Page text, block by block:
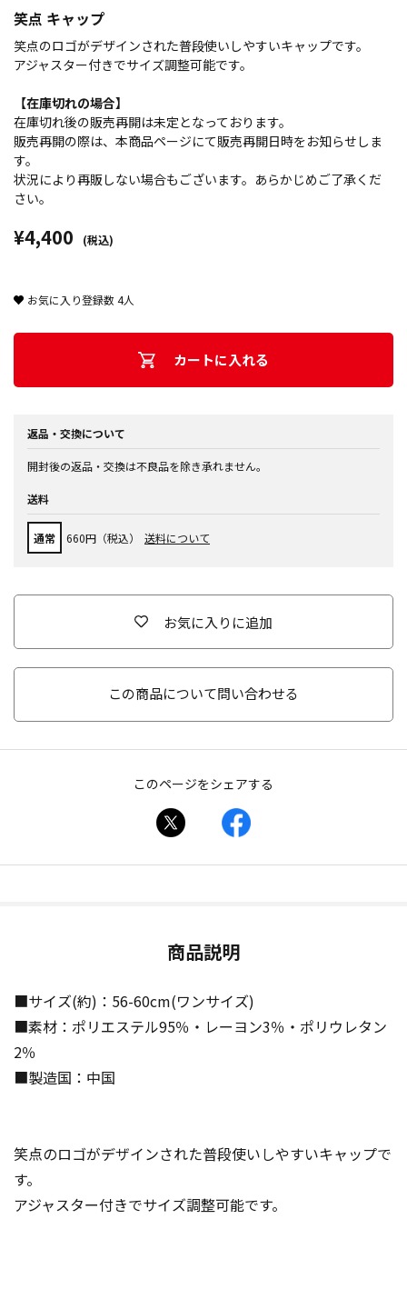
笑点 キャップ
笑点のロゴがデザインされた普段使いしやすいキャップです。
アジャスター付きでサイズ調整可能です。
【在庫切れの場合】
在庫切れ後の販売再開は未定となっております。
販売再開の際は、本商品ページにて販売再開日時をお知らせしま
す。
状況により再販しない場合もございます。あらかじめご了承くだ
さい。
¥4,400 (税込)
お気に入り登録数4人
カートに入れる
返品・交換について
開封後の返品・交換は不良品を除き承れません。
送料
通常 660円（税込） 送料について
お気に入りに追加
この商品について問い合わせる
このページをシェアする
商品説明
■サイズ(約)：56-60cm(ワンサイズ)
■素材：ポリエステル95％・レーヨン3％・ポリウレタン
2％
■製造国：中国
笑点のロゴがデザインされた普段使いしやすいキャップで
す。
アジャスター付きでサイズ調整可能です。